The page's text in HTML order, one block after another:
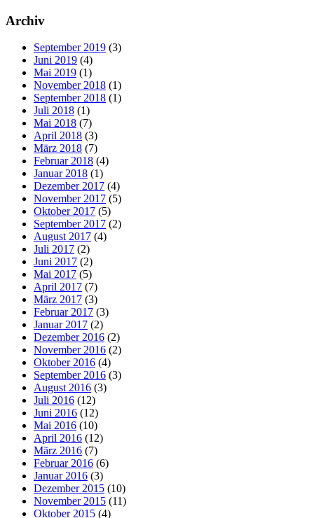
Archiv
September 2019 (3)
Juni 2019 (4)
Mai 2019 (1)
November 2018 (1)
September 2018 (1)
Juli 2018 (1)
Mai 2018 (7)
April 2018 (3)
März 2018 (7)
Februar 2018 (4)
Januar 2018 (1)
Dezember 2017 (4)
November 2017 (5)
Oktober 2017 (5)
September 2017 (2)
August 2017 (4)
Juli 2017 (2)
Juni 2017 (2)
Mai 2017 (5)
April 2017 (7)
März 2017 (3)
Februar 2017 (3)
Januar 2017 (2)
Dezember 2016 (2)
November 2016 (2)
Oktober 2016 (4)
September 2016 (3)
August 2016 (3)
Juli 2016 (12)
Juni 2016 (12)
Mai 2016 (10)
April 2016 (12)
März 2016 (7)
Februar 2016 (6)
Januar 2016 (3)
Dezember 2015 (10)
November 2015 (11)
Oktober 2015 (4)